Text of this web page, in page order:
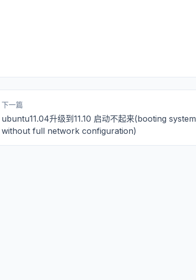
下一篇
ubuntu11.04升级到11.10 启动不起来(booting system
without full network configuration)